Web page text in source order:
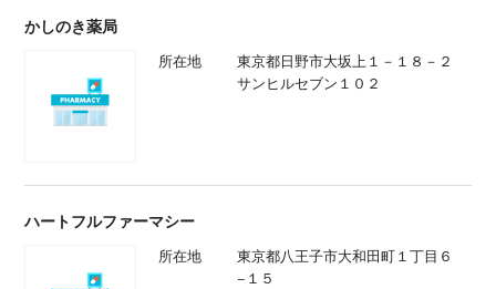
かしのき薬局
所在地
東京都日野市大坂上１－１８－２
サンヒルセブン１０２
ハートフルファーマシー
所在地
東京都八王子市大和田町１丁目６
−１５